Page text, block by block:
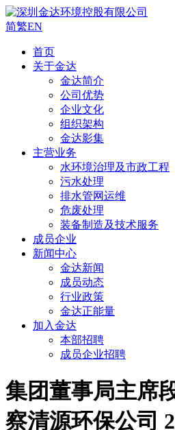
简繁EN
首页
关于金达
金达简介
公司优势
企业文化
组织架构
金达影集
主营业务
水环境治理及市政工程
污水处理
排水管网运维
危废处理
装备制造及技术服务
成员企业
新闻中心
金达新闻
成员动态
行业政策
金达正能量
加入金达
本部招聘
成员企业招聘
集团董事局主席
察清源环保公司 2